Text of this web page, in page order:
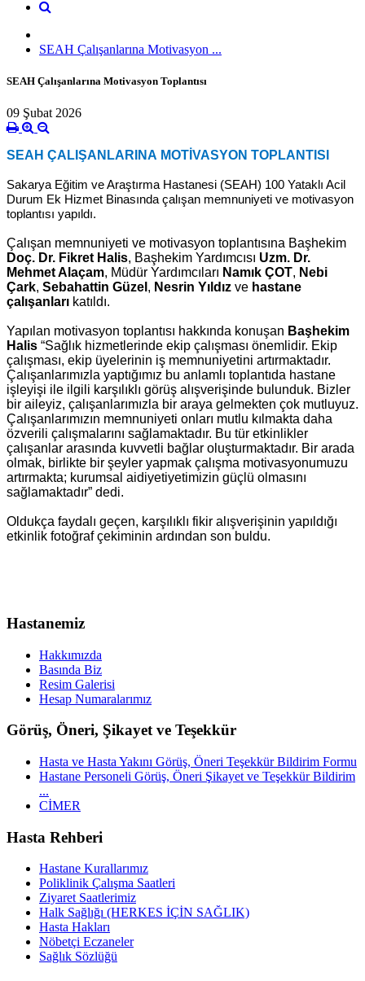
SEAH Çalışanlarına Motivasyon ...
SEAH Çalışanlarına Motivasyon Toplantısı
09 Şubat 2026
SEAH ÇALIŞANLARINA MOTİVASYON TOPLANTISI
Sakarya Eğitim ve Araştırma Hastanesi (SEAH) 100 Yataklı Acil
Durum Ek Hizmet Binasında çalışan memnuniyeti ve motivasyon
toplantısı yapıldı.
Çalışan memnuniyeti ve motivasyon toplantısına Başhekim
Doç. Dr. Fikret Halis, Başhekim Yardımcısı Uzm. Dr.
Mehmet Alaçam, Müdür Yardımcıları Namık ÇOT, Nebi
Çark, Sebahattin Güzel , Nesrin Yıldız ve hastane
çalışanları katıldı.
Yapılan motivasyon toplantısı hakkında konuşan Başhekim
Halis “Sağlık hizmetlerinde ekip çalışması önemlidir. Ekip
çalışması, ekip üyelerinin iş memnuniyetini artırmaktadır.
Çalışanlarımızla yaptığımız bu anlamlı toplantıda hastane
işleyişi ile ilgili karşılıklı görüş alışverişinde bulunduk. Bizler
bir aileyiz, çalışanlarımızla bir araya gelmekten çok mutluyuz.
Çalışanlarımızın memnuniyeti onları mutlu kılmakta daha
özverili çalışmalarını sağlamaktadır. Bu tür etkinlikler
çalışanlar arasında kuvvetli bağlar oluşturmaktadır. Bir arada
olmak, birlikte bir şeyler yapmak çalışma motivasyonumuzu
artırmakta; kurumsal aidiyetiyetimizin güçlü olmasını
sağlamaktadır” dedi.
Oldukça faydalı geçen, karşılıklı fikir alışverişinin yapıldığı
etkinlik fotoğraf çekiminin ardından son buldu.
Hastanemiz
Hakkımızda
Basında Biz
Resim Galerisi
Hesap Numaralarımız
Görüş, Öneri, Şikayet ve Teşekkür
Hasta ve Hasta Yakını Görüş, Öneri Teşekkür Bildirim Formu
Hastane Personeli Görüş, Öneri Şikayet ve Teşekkür Bildirim
...
CİMER
Hasta Rehberi
Hastane Kurallarımız
Poliklinik Çalışma Saatleri
Ziyaret Saatlerimiz
Halk Sağlığı (HERKES İÇİN SAĞLIK)
Hasta Hakları
Nöbetçi Eczaneler
Sağlık Sözlüğü